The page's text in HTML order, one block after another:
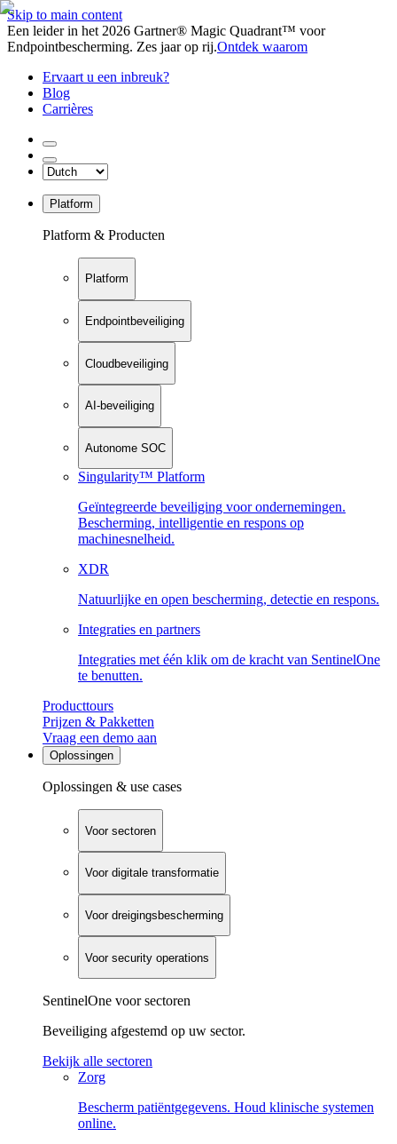
Skip to main content
Een leider in het 2026 Gartner® Magic Quadrant™ voor
Endpointbescherming. Zes jaar op rij.Ontdek waarom
Ervaart u een inbreuk?
Blog
Carrières
Platform
Platform & Producten
Platform
Endpointbeveiliging
Cloudbeveiliging
AI-beveiliging
Autonome SOC
Singularity™ Platform
Geïntegreerde beveiliging voor ondernemingen.
Bescherming, intelligentie en respons op
machinesnelheid.
XDR
Natuurlijke en open bescherming, detectie en respons.
Integraties en partners
Integraties met één klik om de kracht van SentinelOne
te benutten.
Producttours
Prijzen & Pakketten
Vraag een demo aan
Oplossingen
Oplossingen & use cases
Voor sectoren
Voor digitale transformatie
Voor dreigingsbescherming
Voor security operations
SentinelOne voor sectoren
Beveiliging afgestemd op uw sector.
Bekijk alle sectoren
Zorg
Bescherm patiëntgegevens. Houd klinische systemen
online.